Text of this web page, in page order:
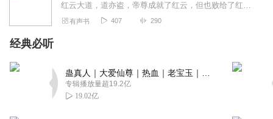
2021-11-22 0
回_归
2022-03-11
_修仙_
前面很好，除了背景音乐烦人，后面真的是凑字凑字，一句
红云大道，道亦盗，帝尊成就了红云，但也败给了红云。宅男穿越重生洪荒，老好人转变腹黑男，吞噬洪荒成大道！点击收听，起点大神天子，架空历史新作--《锦衣状元》，火热...
有声书 407 290
经典必听
专辑播放量超19.2亿
19.02亿